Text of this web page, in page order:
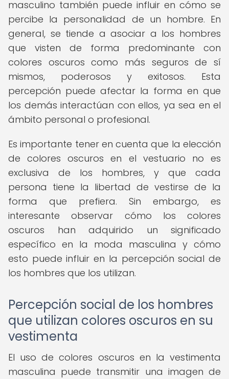
masculino también puede influir en cómo se
percibe la personalidad de un hombre. En
general, se tiende a asociar a los hombres
que visten de forma predominante con
colores oscuros como más seguros de sí
mismos, poderosos y exitosos. Esta
percepción puede afectar la forma en que
los demás interactúan con ellos, ya sea en el
ámbito personal o profesional.
Es importante tener en cuenta que la elección
de colores oscuros en el vestuario no es
exclusiva de los hombres, y que cada
persona tiene la libertad de vestirse de la
forma que prefiera. Sin embargo, es
interesante observar cómo los colores
oscuros han adquirido un significado
específico en la moda masculina y cómo
esto puede influir en la percepción social de
los hombres que los utilizan.
Percepción social de los hombres
que utilizan colores oscuros en su
vestimenta
El uso de colores oscuros en la vestimenta
masculina puede transmitir una imagen de